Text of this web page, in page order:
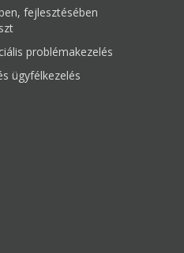
fejlesztésében
problémakezelés
ügyfélkezelés